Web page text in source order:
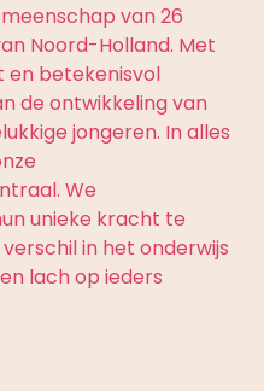
van 26
Noord-Holland. Met
en betekenisvol
de ontwikkeling van
jongeren. In alles
We
unieke kracht te
in het onderwijs
lach op ieders